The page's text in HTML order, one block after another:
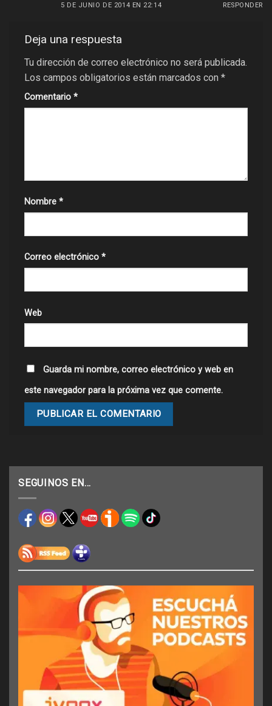
5 DE JUNIO DE 2014 EN 22:14 RESPONDER
Deja una respuesta
Tu dirección de correo electrónico no será publicada.
Los campos obligatorios están marcados con *
Comentario *
Nombre *
Correo electrónico *
Web
Guarda mi nombre, correo electrónico y web en
este navegador para la próxima vez que comente.
SEGUINOS EN…